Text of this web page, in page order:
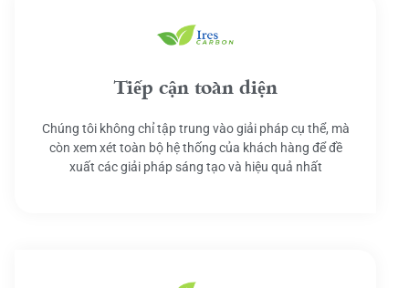
Tiếp cận toàn diện
Chúng tôi không chỉ tập trung vào giải pháp cụ thể, mà
còn xem xét toàn bộ hệ thống của khách hàng để đề
xuất các giải pháp sáng tạo và hiệu quả nhất